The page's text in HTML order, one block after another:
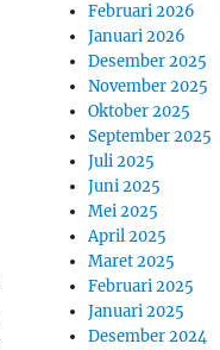
Februari 2026
Januari 2026
Desember 2025
November 2025
Oktober 2025
September 2025
Juli 2025
Juni 2025
Mei 2025
April 2025
Maret 2025
Februari 2025
Januari 2025
Desember 2024